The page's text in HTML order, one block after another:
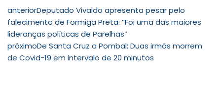
anteriorDeputado Vivaldo apresenta pesar pelo
falecimento de Formiga Preta: “Foi uma das maiores
lideranças políticas de Parelhas”
próximoDe Santa Cruz a Pombal: Duas irmãs morrem
de Covid-19 em intervalo de 20 minutos